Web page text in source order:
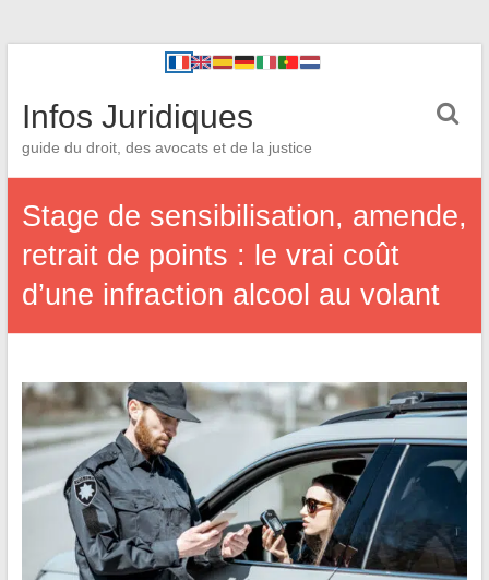
Infos Juridiques
guide du droit, des avocats et de la justice
Stage de sensibilisation, amende,
retrait de points : le vrai coût
d’une infraction alcool au volant